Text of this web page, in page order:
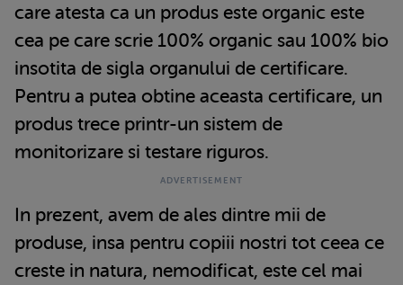
care atesta ca un produs este organic este
cea pe care scrie 100% organic sau 100% bio
insotita de sigla organului de certificare.
Pentru a putea obtine aceasta certificare, un
produs trece printr-un sistem de
monitorizare si testare riguros.
In prezent, avem de ales dintre mii de
produse, insa pentru copiii nostri tot ceea ce
creste in natura, nemodificat, este cel mai